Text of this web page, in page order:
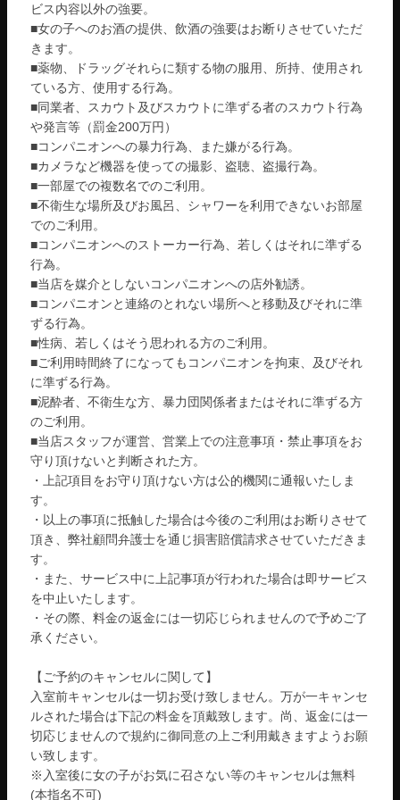
ビス内容以外の強要。
■女の子へのお酒の提供、飲酒の強要はお断りさせていただ
きます。
■薬物、ドラッグそれらに類する物の服用、所持、使用され
ている方、使用する行為。
■同業者、スカウト及びスカウトに準ずる者のスカウト行為
や発言等（罰金200万円）
■コンパニオンへの暴力行為、また嫌がる行為。
■カメラなど機器を使っての撮影、盗聴、盗撮行為。
■一部屋での複数名でのご利用。
■不衛生な場所及びお風呂、シャワーを利用できないお部屋
でのご利用。
■コンパニオンへのストーカー行為、若しくはそれに準ずる
行為。
■当店を媒介としないコンパニオンへの店外勧誘。
■コンパニオンと連絡のとれない場所へと移動及びそれに準
ずる行為。
■性病、若しくはそう思われる方のご利用。
■ご利用時間終了になってもコンパニオンを拘束、及びそれ
に準ずる行為。
■泥酔者、不衛生な方、暴力団関係者またはそれに準ずる方
のご利用。
■当店スタッフが運営、営業上での注意事項・禁止事項をお
守り頂けないと判断された方。
・上記項目をお守り頂けない方は公的機関に通報いたしま
す。
・以上の事項に抵触した場合は今後のご利用はお断りさせて
頂き、弊社顧問弁護士を通じ損害賠償請求させていただきま
す。
・また、サービス中に上記事項が行われた場合は即サービス
を中止いたします。
・その際、料金の返金には一切応じられませんので予めご了
承ください。
【ご予約のキャンセルに関して】
入室前キャンセルは一切お受け致しません。万が一キャンセ
ルされた場合は下記の料金を頂戴致します。尚、返金には一
切応じませんので規約に御同意の上ご利用戴きますようお願
い致します。
※入室後に女の子がお気に召さない等のキャンセルは無料
(本指名不可)